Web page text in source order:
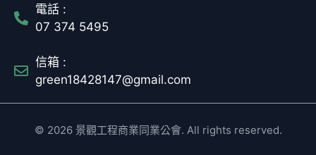
電話 :
07 374 5495
信箱 :
green18428147@gmail.com
© 2026 景觀工程商業同業公會. All rights reserved.